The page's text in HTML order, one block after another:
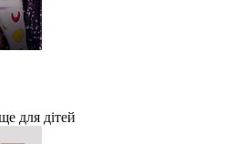
для дітей